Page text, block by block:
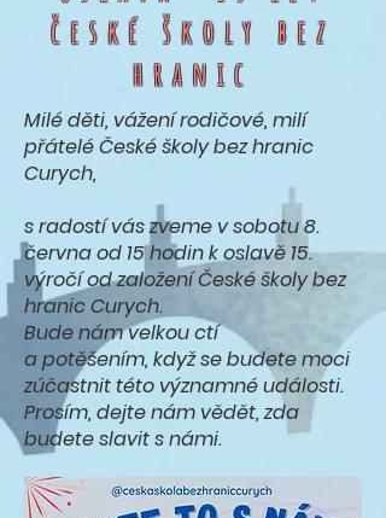
české školy bez
hranic
Milé děti, vážení rodičové, milí
přátelé České školy bez hranic
Curych,
s radostí vás zveme v sobotu 8.
června od 15 hodin k oslavě 15.
výročí od založení České školy bez
hranic Curych.
Bude nám velkou ctí
a potěšením, když se budete moci
zúčastnit této významné události.
Prosím, dejte nám vědět, zda
budete slavit s námi.